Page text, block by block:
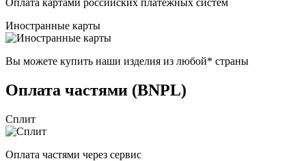
Иностранные карты
Вы можете купить наши изделия из любой* страны
Оплата частями (BNPL)
Сплит
Оплата частями через сервис